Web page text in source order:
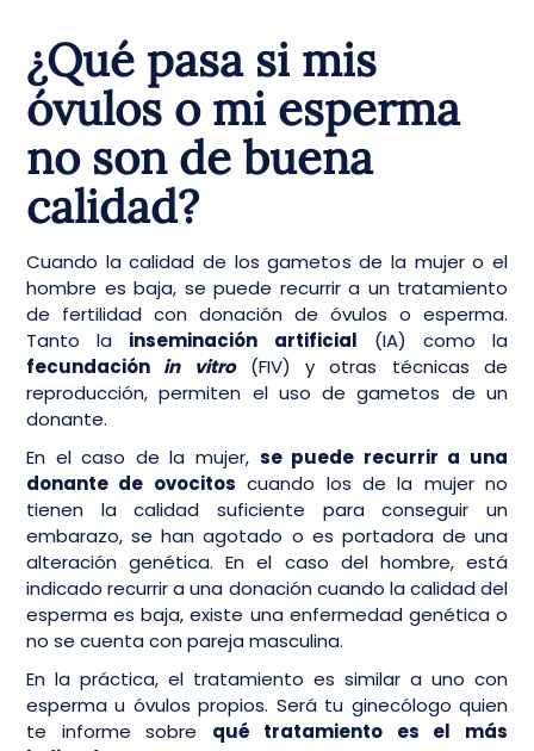
¿Qué pasa si mis
óvulos o mi esperma
no son de buena
calidad?
Cuando la calidad de los gametos de la mujer o el
hombre es baja, se puede recurrir a un tratamiento
de fertilidad con donación de óvulos o esperma.
Tanto la inseminación artificial (IA) como la
fecundación in vitro(FIV) y otras técnicas de
reproducción, permiten el uso de gametos de un
donante.
En el caso de la mujer, se puede recurrir a una
donante de ovocitos cuando los de la mujer no
tienen la calidad suficiente para conseguir un
embarazo, se han agotado o es portadora de una
alteración genética. En el caso del hombre, está
indicado recurrir a una donación cuando la calidad del
esperma es baja, existe una enfermedad genética o
no se cuenta con pareja masculina.
En la práctica, el tratamiento es similar a uno con
esperma u óvulos propios. Será tu ginecólogo quien
te informe sobre qué tratamiento es el más